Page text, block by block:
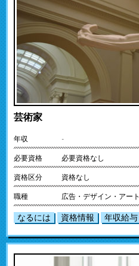
芸術家
年収 -
必要資格 必要資格なし
資格区分 資格なし
職種 広告・デザイン・アート
なるには 資格情報 年収給与